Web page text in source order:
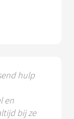
hulp
en
bij ze